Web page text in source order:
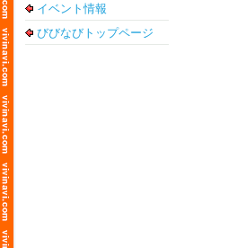
イベント情報
びびなびトップページ